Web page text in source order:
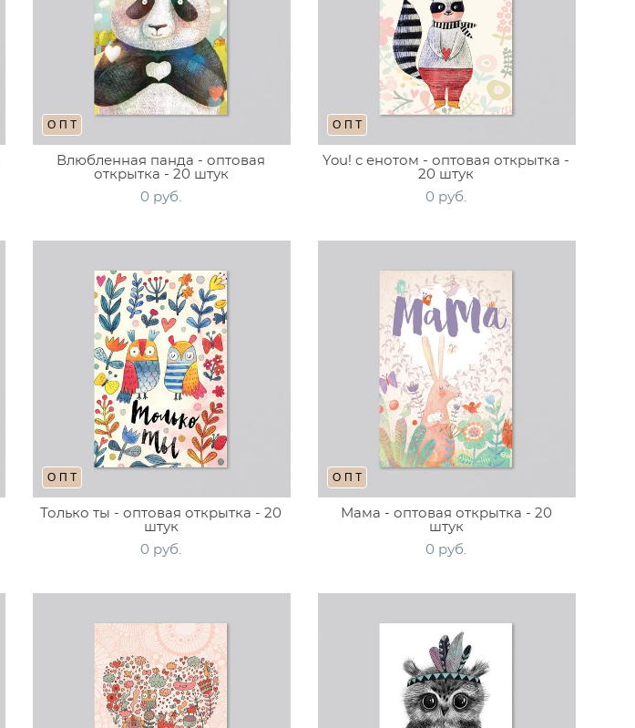
ОПТ
Влюбленная панда - оптовая
открытка - 20 штук
0 pуб.
ОПТ
You! c енотом - оптовая открытка -
20 штук
0 pуб.
ОПТ
Только ты - оптовая открытка - 20
штук
0 pуб.
ОПТ
Мама - оптовая открытка - 20
штук
0 pуб.